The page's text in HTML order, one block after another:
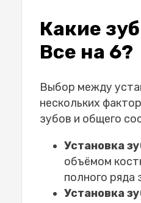
Какие
Все на 6?
Выбор между
нескольких
зубов и общего
Установка
объёмом
полного
Установка